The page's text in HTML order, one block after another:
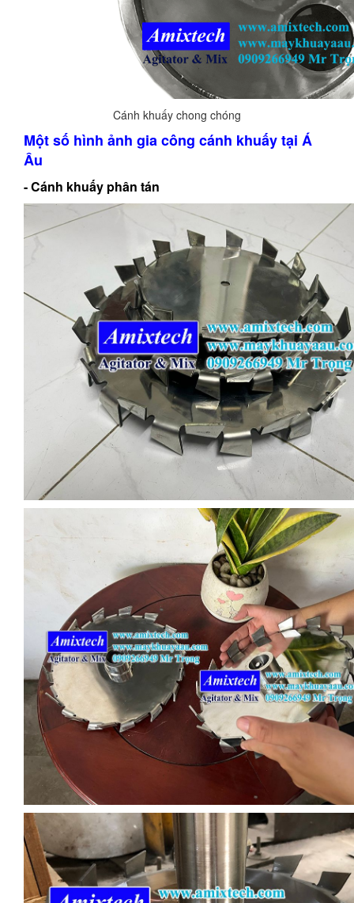
Cánh khuấy chong chóng
Một số hình ảnh gia công cánh khuấy tại Á
Âu
- Cánh khuấy phân tán